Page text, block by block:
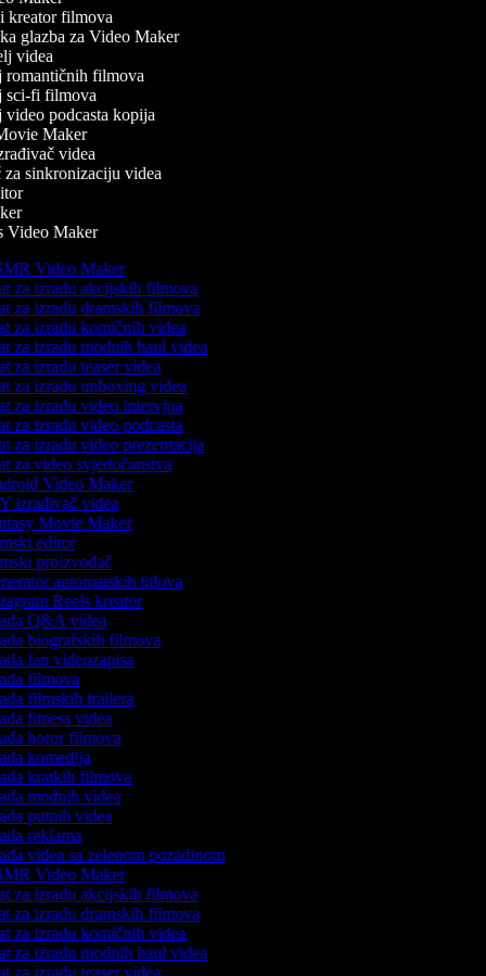
filmova
glazba za Video Maker
videa
filmova
fi filmova
podcasta kopija
Maker
videa
sinkronizaciju videa
Maker
Video Maker
za izradu akcijskih filmova
za izradu dramskih filmova
za izradu komičnih videa
za izradu modnih haul videa
za izradu teaser videa
za izradu unboxing videa
za izradu video intervjua
za izradu video podcasta
za izradu video prezentacija
za video svjedočanstva
Video Maker
izrađivač videa
Movie Maker
editor
proizvođač
automatskih titlova
Reels kreator
Q&A videa
biografskih filmova
fan videozapisa
filmova
filmskih trailera
fitness videa
horor filmova
komedija
kratkih filmova
modnih videa
putnih videa
reklama
videa sa zelenom pozadinom
Video Maker
za izradu akcijskih filmova
za izradu dramskih filmova
za izradu komičnih videa
za izradu modnih haul videa